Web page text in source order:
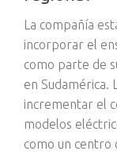
La compañía
incorporar el
como parte de
en Sudamérica.
incrementar el
modelos
como un centro